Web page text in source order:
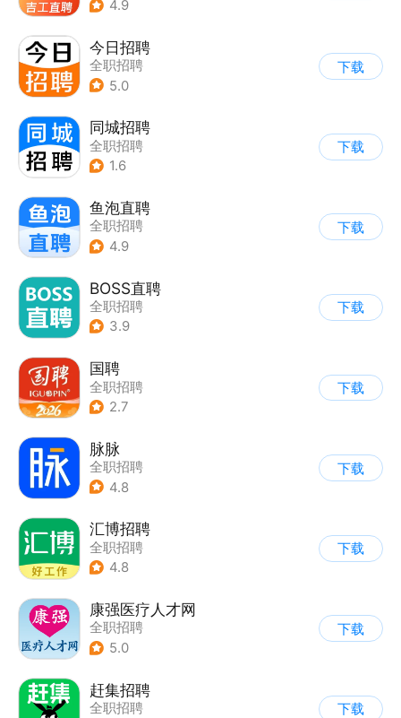
4.9
今日招聘
全职招聘
5.0
下载
同城招聘
全职招聘
1.6
下载
鱼泡直聘
全职招聘
4.9
下载
BOSS直聘
全职招聘
3.9
下载
国聘
全职招聘
2.7
下载
脉脉
全职招聘
4.8
下载
汇博招聘
全职招聘
4.8
下载
康强医疗人才网
全职招聘
5.0
下载
赶集招聘
全职招聘
下载